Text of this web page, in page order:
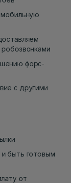
форс-
с другими
быть готовым
от